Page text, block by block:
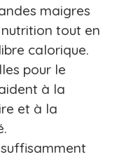
maigres
tout en
calorique.
pour le
à la
et à la